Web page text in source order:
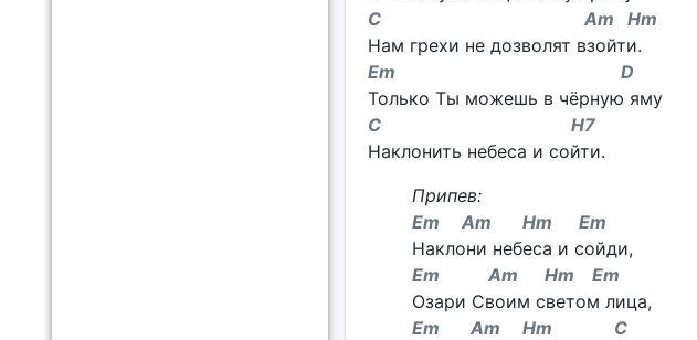
C Am Hm
Нам грехи не дозволят взойти.
Em D
Только Ты можешь в чёрную яму
C H7
Наклонить небеса и сойти.
Припев:
Em Am Hm Em
Наклони небеса и сойди,
Em Am Hm Em
Озари Своим светом лица,
Em Am Hm C